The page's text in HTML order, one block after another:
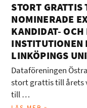
STORT
NOMINERADE
KANDIDAT-
INSTITUTIONEN
LINKÖPINGS
Dataföreningen
stort grattis till årets
till …